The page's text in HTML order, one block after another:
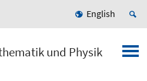
English
und Physik